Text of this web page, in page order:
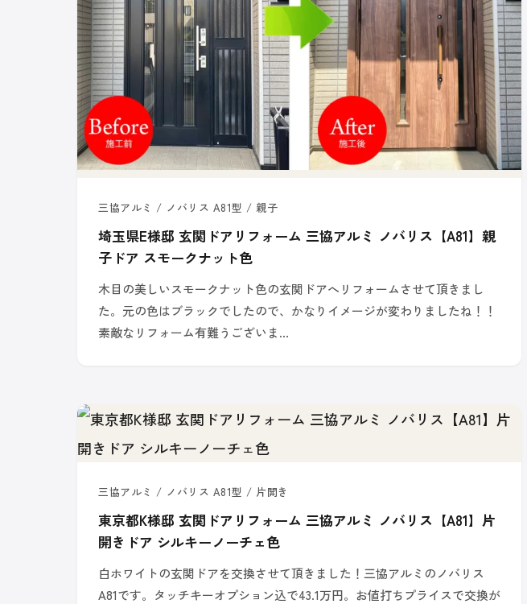
三協アルミ / ノバリス A81型 / 親子
埼玉県E様邸 玄関ドアリフォーム 三協アルミ ノバリス【A81】親
子ドア スモークナット色
木目の美しいスモークナット色の玄関ドアへリフォームさせて頂きまし
た。元の色はブラックでしたので、かなりイメージが変わりましたね！！
素敵なリフォーム有難うございま…
三協アルミ / ノバリス A81型 / 片開き
東京都K様邸 玄関ドアリフォーム 三協アルミ ノバリス【A81】片
開きドア シルキーノーチェ色
白ホワイトの玄関ドアを交換させて頂きました！三協アルミのノバリス
A81です。タッチキーオプション込で43.1万円。お値打ちプライスで交換が